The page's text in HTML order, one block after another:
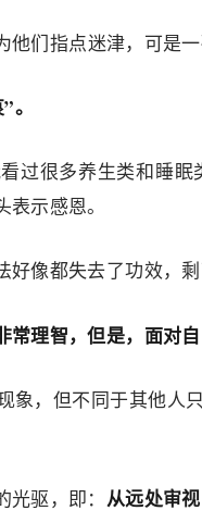
他们指点迷津，可是
过很多养生类和睡
示感恩。
像都失去了功效，剩
理智，但是，面对
，但不同于其他人
驱，即： 从远处审视